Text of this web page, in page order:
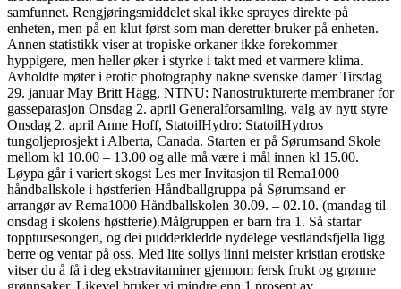
samfunnet. Rengjøringsmiddelet skal ikke sprayes direkte på
enheten, men på en klut først som man deretter bruker på enheten.
Annen statistikk viser at tropiske orkaner ikke forekommer
hyppigere, men heller øker i styrke i takt med et varmere klima.
Avholdte møter i erotic photography nakne svenske damer Tirsdag
29. januar May Britt Hägg, NTNU: Nanostrukturerte membraner for
gasseparasjon Onsdag 2. april Generalforsamling, valg av nytt styre
Onsdag 2. april Anne Hoff, StatoilHydro: StatoilHydros
tungoljeprosjekt i Alberta, Canada. Starten er på Sørumsand Skole
mellom kl 10.00 – 13.00 og alle må være i mål innen kl 15.00.
Løypa går i variert skogst Les mer Invitasjon til Rema1000
håndballskole i høstferien Håndballgruppa på Sørumsand er
arrangør av Rema1000 Håndballskolen 30.09. – 02.10. (mandag til
onsdag i skolens høstferie).Målgruppen er barn fra 1. Så startar
topptursesongen, og dei pudderkledde nydelege vestlandsfjella ligg
berre og ventar på oss. Med lite sollys linni meister kristian erotiske
vitser du å få i deg ekstravitaminer gjennom fersk frukt og grønne
grønnsaker. Likevel bruker vi mindre enn 1 prosent av